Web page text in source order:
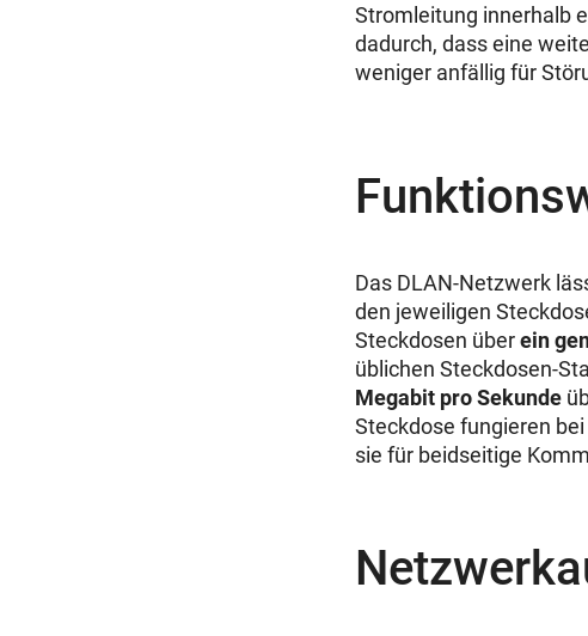
Stromleitung innerhalb
dadurch, dass eine
weniger anfällig für
Das DLAN-Netzwerk
den jeweiligen
Steckdosen überein
üblichen Steckdosen-
Megabit pro Sekunde
Steckdose fungieren
sie für beidseitige